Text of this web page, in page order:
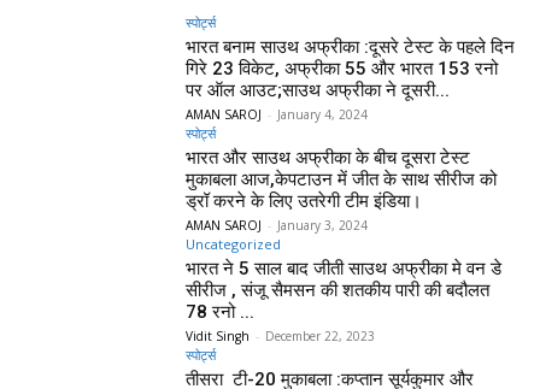
स्पोर्ट्स
भारत बनाम साउथ अफ्रीका :दूसरे टेस्ट के पहले दिन
गिरे 23 विकेट, अफ्रीका 55 और भारत 153 रनो
पर ऑल आउट;साउथ अफ्रीका ने दूसरी...
AMAN SAROJ - January 4, 2024
स्पोर्ट्स
भारत और साउथ अफ्रीका के बीच दूसरा टेस्ट
मुकाबला आज,केपटाउन में जीत के साथ सीरीज को
ड्रॉ करने के लिए उतरेगी टीम इंडिया।
AMAN SAROJ - January 3, 2024
Uncategorized
भारत ने 5 साल बाद जीती साउथ अफ्रीका मे वन डे
सीरीज , संजू सैमसन की शतकीय पारी की बदौलत
78 रनो ...
Vidit Singh - December 22, 2023
स्पोर्ट्स
तीसरा टी-20 मुकाबला :कप्तान सूर्यकुमार और